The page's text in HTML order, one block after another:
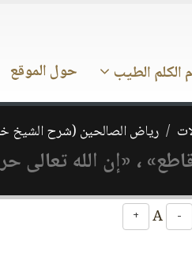
الكلم الطيب حول الموقع
رياض الصالحين (شرح الشيخ
، «إن الله تعالى
-
+